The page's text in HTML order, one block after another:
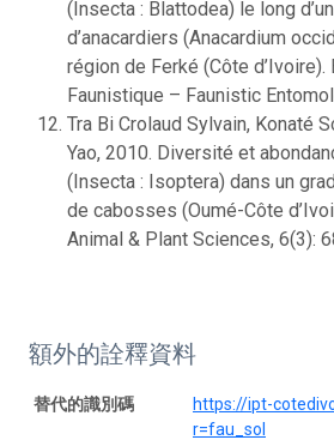
(Insecta : Blattodea) le long
d’anacardiers (Anacardium
région de Ferké (Côte d’Ivoire).
Faunistique – Faunistic
Tra Bi Crolaud Sylvain, Konaté
Yao, 2010. Diversité et
(Insecta : Isoptera) dans un
de cabosses (Oumé-Côte
Animal & Plant Sciences, 6(3):
額外的詮釋資料
替代的識別碼
https://ipt-
r=fau_sol